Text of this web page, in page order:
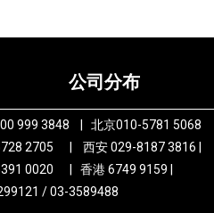
公司分布
999 3848 | 北京010-5781 5068
2705 | 西安 029-8187 3816 |
0020 | 香港 6749 9159 |
/ 03-3589488